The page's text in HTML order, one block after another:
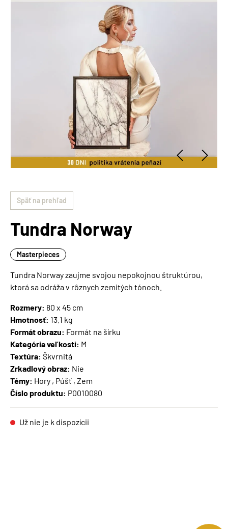
Späť na prehľad
Tundra Norway
Masterpieces
Tundra Norway zaujme svojou nepokojnou štruktúrou,
ktorá sa odráža v rôznych zemitých tónoch.
Rozmery: 80 x 45 cm
Hmotnosť: 13.1 kg
Formát obrazu: Formát na šírku
Kategória veľkosti: M
Textúra: Škvrnitá
Zrkadlový obraz: Nie
Témy: Hory , Púšť , Zem
Číslo produktu: P0010080
Už nie je k dispozícii